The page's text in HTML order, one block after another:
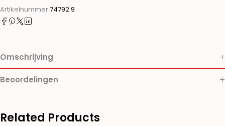
Artikelnummer:74792.9
Omschrijving
Beoordelingen
Related Products